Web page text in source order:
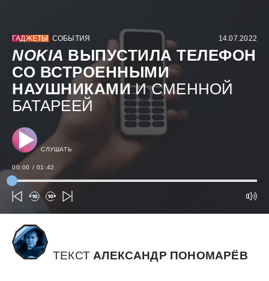
ГАДЖЕТЫ СОБЫТИЯ 14.07.2022
NOKIA ВЫПУСТИЛА ТЕЛЕФОН
СО ВСТРОЕННЫМИ
НАУШНИКАМИИ СМЕННОЙ
БАТАРЕЕЙ
СЛУШАТЬ
00:00 / 01:42
ТЕКСТ АЛЕКСАНДР ПОНОМАРЁВ